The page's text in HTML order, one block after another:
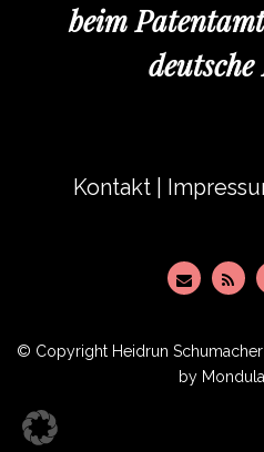
beim
Kontakt
© Copyright Heidrun Schumacher
by